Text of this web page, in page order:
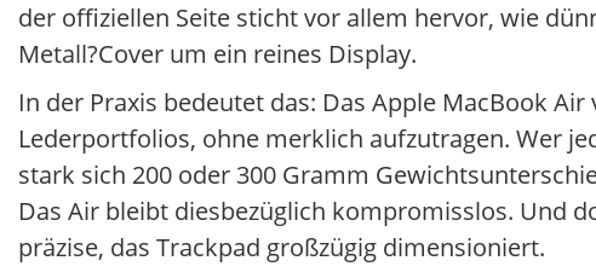
der offiziellen Seite sticht vor allem hervor, wie
Metall?Cover um ein reines Display.
In der Praxis bedeutet das: Das Apple MacBook
Lederportfolios, ohne merklich aufzutragen. Wer
stark sich 200 oder 300 Gramm
Das Air bleibt diesbezüglich kompromisslos. Und
präzise, das Trackpad großzügig dimensioniert.